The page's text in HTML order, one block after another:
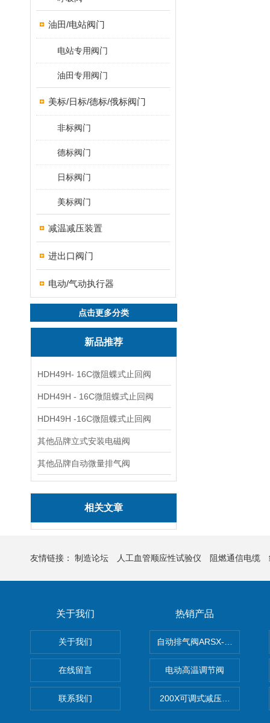
油田/电站阀门
电站专用阀门
油田专用阀门
美标/日标/德标/俄标阀门
非标阀门
德标阀门
日标阀门
美标阀门
减温减压装置
进出口阀门
电动/气动执行器
点击更多分类
新品推荐
HDH49H- 16C微阻蝶式止回阀
HDH49H - 16C微阻蝶式止回阀
HDH49H -16C微阻蝶式止回阀
其他品牌立式安装电磁阀
其他品牌自动微量排气阀
相关文章
友情链接： 制造论坛 人工血管顺应性试验仪 阻燃通信电缆
关于我们
关于我们
在线留言
联系我们
热销产品
自动排气阀ARSX-0015/
电动高温调节阀
200X可调式减压阀（减压稳